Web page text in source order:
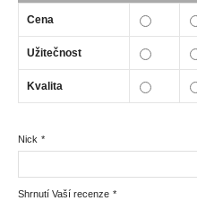
Cena
Užitečnost
Kvalita
*
Nick
*
Shrnutí Vaší recenze